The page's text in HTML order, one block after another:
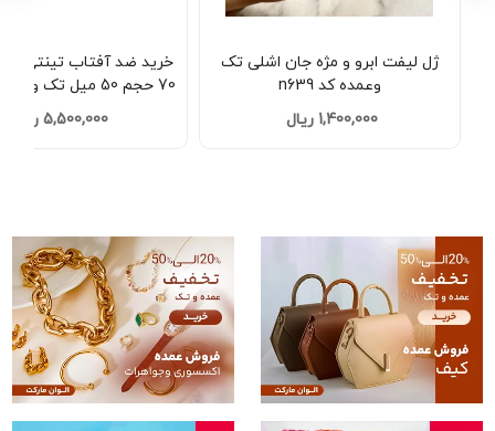
ژل لیفت ابرو و مژه جان اشلی تک
وعمده کد n639
1,400,000 ریال
70 حجم 50 میل تک وعمده کدA563
5,500,000 ریال